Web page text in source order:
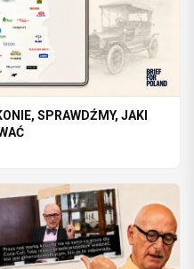
SPRAWDŹMY, JAKI